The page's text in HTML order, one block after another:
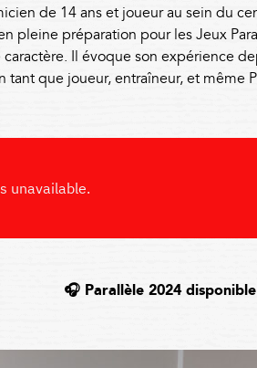
de 14 ans et joueur au sein du
pleine préparation pour les Jeux
Il évoque son expérience
tant que joueur, entraîneur, et même
🎧 Parallèle 2024